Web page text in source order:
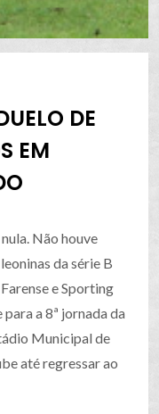
DE
EM
Não houve
da série B
e Sporting
a 8ª jornada da
Municipal de
até regressar ao